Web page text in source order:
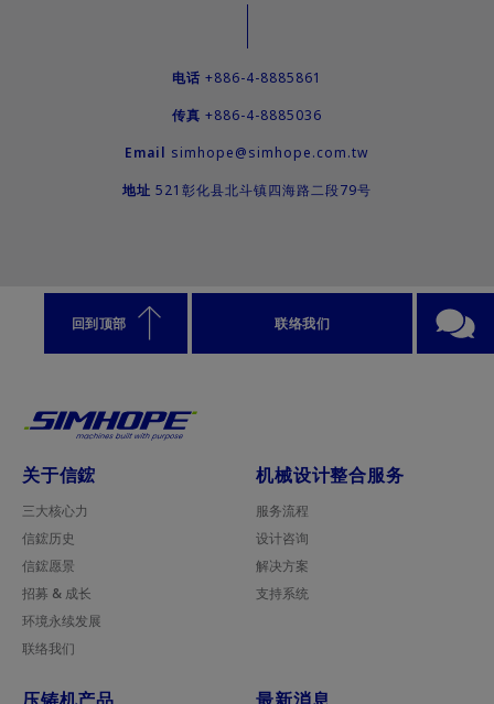
电话 +886-4-8885861
传真 +886-4-8885036
Email simhope@simhope.com.tw
地址 521 彰化县北斗镇四海路二段79号
关于信鋐
三大核心力
信鋐历史
信鋐愿景
招募 & 成长
环境永续发展
联络我们
机械设计整合服务
服务流程
设计咨询
解决方案
支持系统
回到顶部 联络我们